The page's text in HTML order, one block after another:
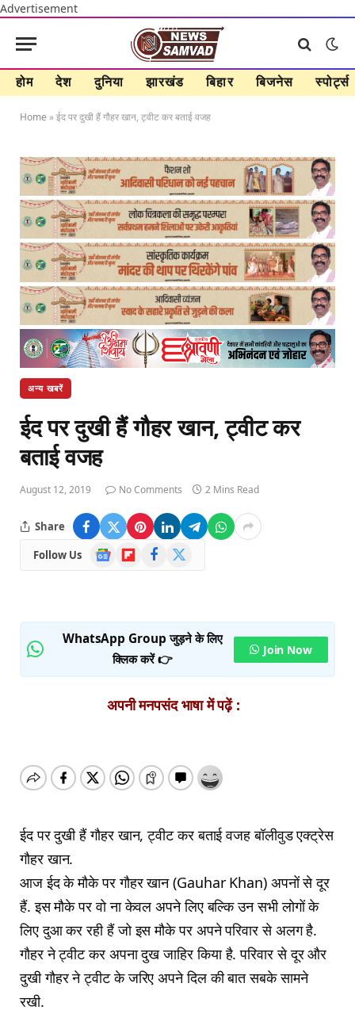
Advertisement
होम देश दुनिया झारखंड बिहार बिजनेस स्पोर्ट्स
Home »ईद पर दुखी हैं गौहर खान, ट्वीट कर बताई वजह
अन्य खबरें
ईद पर दुखी हैं गौहर खान, ट्वीट कर
बताई वजह
August 12, 2019 No Comments 2 Mins Read
Share
Follow Us
Google
News
FlipboardFacebook
WhatsApp Group जुड़ने के लिए
क्लिक करें 👉
Join Now
अपनी मनपसंद भाषा में पढ़ें :
ईद पर दुखी हैं गौहर खान, ट्वीट कर बताई वजह बॉलीवुड एक्ट्रेस
गौहर खान.
आज ईद के मौके पर गौहर खान (Gauhar Khan) अपनों से दूर
हैं. इस मौके पर वो ना केवल अपने लिए बल्कि उन सभी लोगों के
लिए दुआ कर रही हैं जो इस मौके पर अपने परिवार से अलग है.
गौहर ने ट्वीट कर अपना दुख जाहिर किया है. परिवार से दूर और
दुखी गौहर ने ट्वीट के जरिए अपने दिल की बात सबके सामने
रखी.